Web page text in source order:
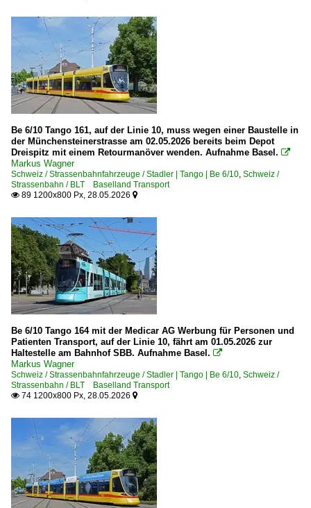
Be 6/10 Tango 161, auf der Linie 10, muss wegen einer Baustelle in
der Münchensteinerstrasse am 02.05.2026 bereits beim Depot
Dreispitz mit einem Retourmanöver wenden. Aufnahme Basel. 
Markus Wagner
Schweiz / Strassenbahnfahrzeuge / Stadler | Tango | Be 6/10, Schweiz /
Strassenbahn / BLT Baselland Transport
 89 1200x800 Px, 28.05.2026 
Be 6/10 Tango 164 mit der Medicar AG Werbung für Personen und
Patienten Transport, auf der Linie 10, fährt am 01.05.2026 zur
Haltestelle am Bahnhof SBB. Aufnahme Basel. 
Markus Wagner
Schweiz / Strassenbahnfahrzeuge / Stadler | Tango | Be 6/10, Schweiz /
Strassenbahn / BLT Baselland Transport
 74 1200x800 Px, 28.05.2026 